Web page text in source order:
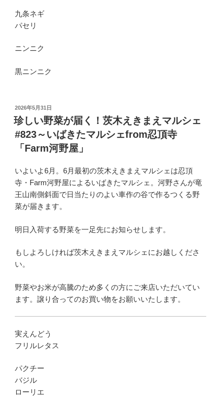
九条ネギ
パセリ
ニンニク
黒ニンニク
投
稿
日:
2026年5月31日
珍しい野菜が届く！茨木えきまえマルシェ
#823～いばきたマルシェfrom忍頂寺
「Farm河野屋」
いよいよ6月。6月最初の茨木えきまえマルシェは忍頂
寺・Farm河野屋によるいばきたマルシェ。河野さんが竜
王山南側斜面で日当たりのよい車作の谷で作るつくる野
菜が届きます。
明日入荷する野菜を一足先にお知らせします。
もしよろしければ茨木えきまえマルシェにお越しくださ
い。
野菜やお米が高騰のため多くの方にご来店いただいてい
ます。譲り合ってのお買い物をお願いいたします。
実えんどう
フリルレタス
パクチー
バジル
ローリエ